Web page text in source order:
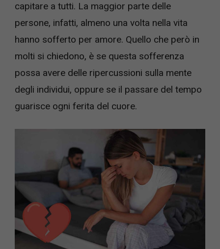
capitare a tutti. La maggior parte delle
persone, infatti, almeno una volta nella vita
hanno sofferto per amore. Quello che però in
molti si chiedono, è se questa sofferenza
possa avere delle ripercussioni sulla mente
degli individui, oppure se il passare del tempo
guarisce ogni ferita del cuore.